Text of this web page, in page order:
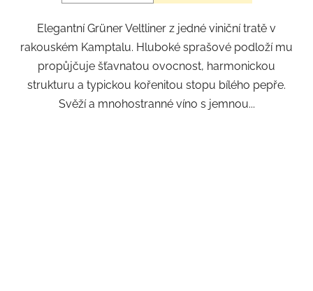
Elegantní Grüner Veltliner z jedné viniční tratě v
rakouském Kamptalu. Hluboké sprašové podloží mu
propůjčuje šťavnatou ovocnost, harmonickou
strukturu a typickou kořenitou stopu bílého pepře.
Svěží a mnohostranné víno s jemnou...